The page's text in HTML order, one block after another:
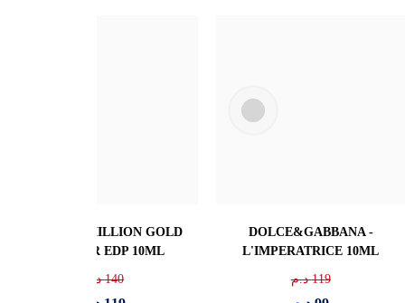
GIORGIO ARMANI SI EDP
10ML
139د.م
JEAN PAUL GAULTIER
GAULTIER DIVINE 10ML
145د.م